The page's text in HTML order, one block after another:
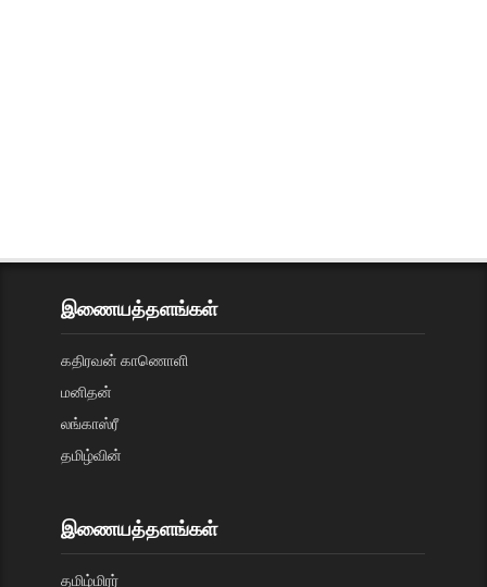
இணையத்தளங்கள்
கதிரவன் காணொளி
மனிதன்
லங்காஸ்ரீ
தமிழ்வின்
இணையத்தளங்கள்
தமிழ்மிரர்